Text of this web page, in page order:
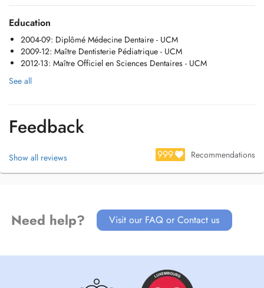
En ce sens nous nous consacrons autant à la PRÉVENTION des
affections bucco-dentaires, quà la gestion de la peur et de lanxiété.
Notre mission est de créer une relation de confiance de longue durée
avec vous et votre enfant, nous nous efforçons de comprendre le
besoin unique de chaque enfant en promouvant la plus haute qualité
*Pour les patients que le Dr. Mercedes RIOS ne peut pas aider dans
son cabinet, il y a aussi la possibilité de les soigner au CHEM, Centre
Hospitalier Emile Mayrisch à Esch-sur-Alzette, sous anesthésie
générale.
IAPD : International Association of Paediatric Dentistry
Education
2004-09: Diplômé Médecine Dentaire - UCM
2009-12: Maître Dentisterie Pédiatrique - UCM
2012-13: Maître Officiel en Sciences Dentaires - UCM
See all
Feedback
Show all reviews 999 Recommendations
Need help? Visit our FAQ or Contact us